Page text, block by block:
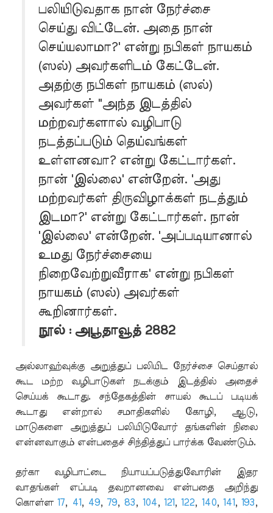
பலியிடுவதாக நான் நேர்ச்சை
செய்து விட்டேன். அதை நான்
செய்யலாமா?' என்று நபிகள் நாயகம்
(ஸல்) அவர்களிடம் கேட்டேன்.
அதற்கு நபிகள் நாயகம் (ஸல்)
அவர்கள் "அந்த இடத்தில்
மற்றவர்களால் வழிபாடு
நடத்தப்படும் தெய்வங்கள்
உள்ளனவா? என்று கேட்டார்கள்.
நான் 'இல்லை' என்றேன். 'அது
மற்றவர்கள் திருவிழாக்கள் நடத்தும்
இடமா?' என்று கேட்டார்கள். நான்
'இல்லை' என்றேன். 'அப்படியானால்
உமது நேர்ச்சையை
நிறைவேற்றுவீராக' என்று நபிகள்
நாயகம் (ஸல்) அவர்கள்
கூறினார்கள்.
நூல் : அபூதாவூத் 2882
அல்லாஹ்வுக்கு அறுத்துப் பலியிட நேர்ச்சை செய்தால்
கூட மற்ற வழிபாடுகள் நடக்கும் இடத்தில் அதைச்
செய்யக் கூடாது. சந்தேகத்தின் சாயல் கூடப் படியக்
கூடாது என்றால் சமாதிகளில் கோழி, ஆடு,
மாடுகளை அறுத்துப் பலியிடுவோர் தங்களின் நிலை
என்னவாகும் என்பதைச் சிந்தித்துப் பார்க்க வேண்டும்.
தர்கா வழிபாட்டை நியாயப்படுத்துவோரின் இதர
வாதங்கள் எப்படி தவறானவை என்பதை அறிந்து
கொள்ள17, 41, 49, 79, 83, 104, 121,122, 140, 141,193,